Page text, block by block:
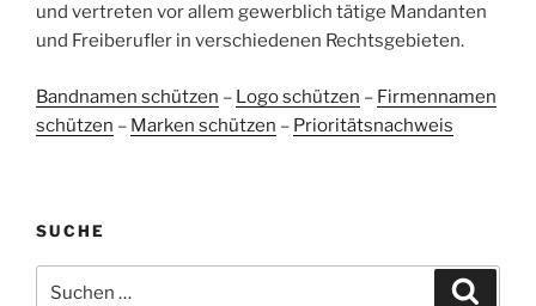
Blick aufs ProvenExpert-Profil werfen
und vertreten vor allem gewerblich tätige Mandanten
und Freiberufler in verschiedenen Rechtsgebieten.
Bandnamen schützen – Logo schützen – Firmennamen
schützen – Marken schützen – Prioritätsnachweis
SUCHE